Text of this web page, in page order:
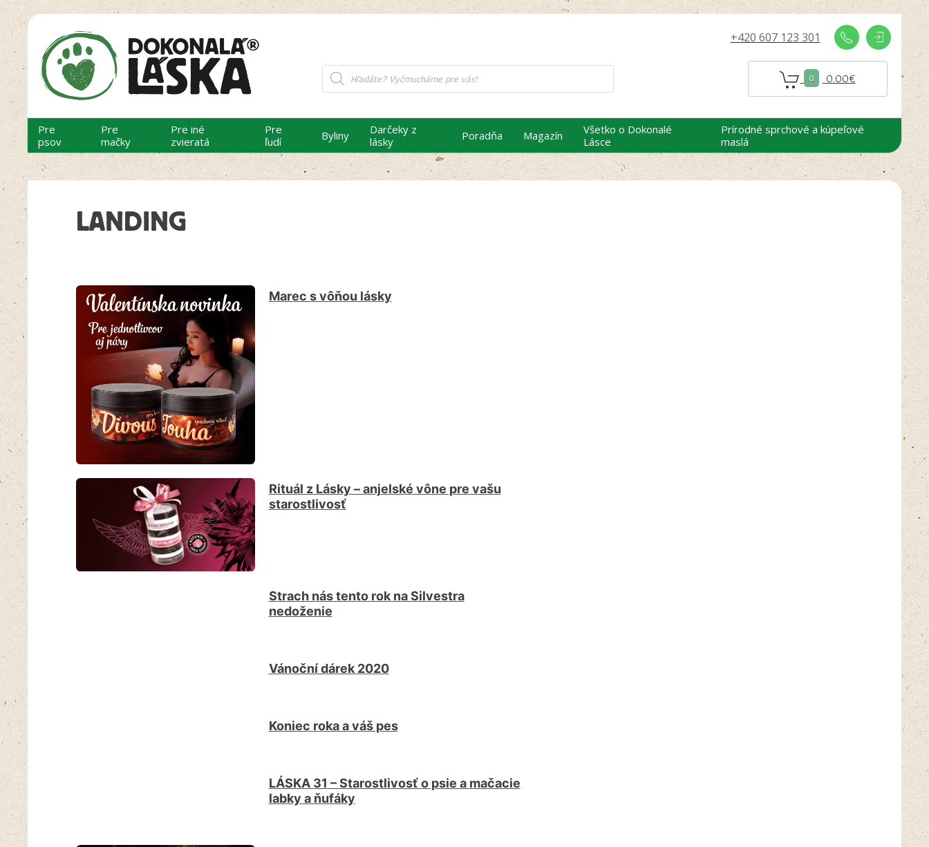
+420 607 123 301
Products
search 0 0.00€
Pre
psov
Pre
mačky
Pre iné
zvieratá
Pre
ľudí
Byliny
Darčeky z
lásky
Poradňa Magazín
Všetko o Dokonalé
Lásce
Prírodné sprchové a kúpeľové
maslá
LANDING
Marec s vôňou lásky
Rituál z Lásky – anjelské vône pre vašu
starostlivosť
Strach nás tento rok na Silvestra
nedoženie
Vánoční dárek 2020
Koniec roka a váš pes
LÁSKA 31 – Starostlivosť o psie a mačacie
labky a ňufáky